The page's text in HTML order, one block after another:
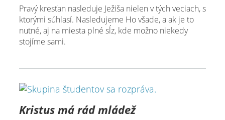
Pravý kresťan nasleduje Ježiša nielen v tých veciach, s
ktorými súhlasí. Nasledujeme Ho všade, a ak je to
nutné, aj na miesta plné sĺz, kde možno niekedy
stojíme sami.
Kristus má rád mládež